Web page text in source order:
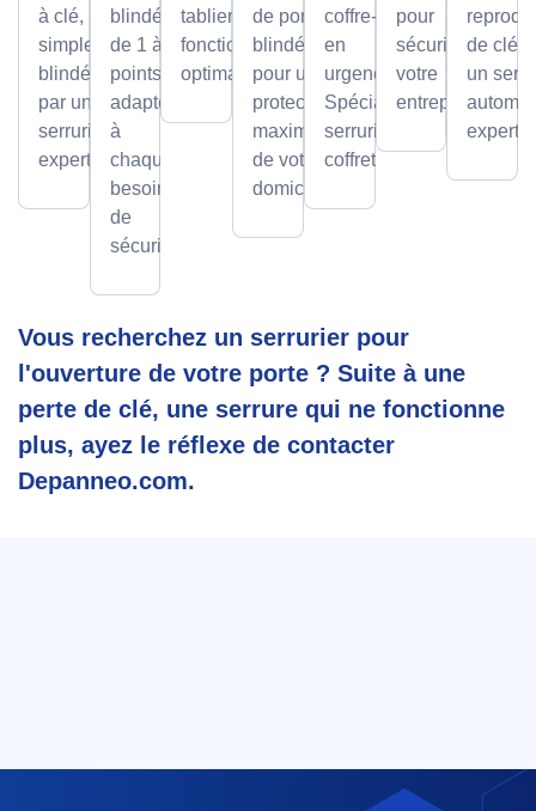
à clé,
simples ou
blindées
par un
serrurier
expert
blindée
de 1 à 5
points,
adaptée
à
chaque
besoin
de
sécurité.
tablier) pour un
fonctionnement
optimal.
de portes
blindées
pour une
protection
maximale
de votre
domicile.
coffre-fort
en
urgence.
Spécialiste
serrurier
coffretier
pour
sécuriser
votre
entreprise.
de clé
un
expert
Vous recherchez un serrurier pour
l'ouverture de votre porte ? Suite à une
perte de clé, une serrure qui ne fonctionne
plus, ayez le réflexe de contacter
Depanneo.com.